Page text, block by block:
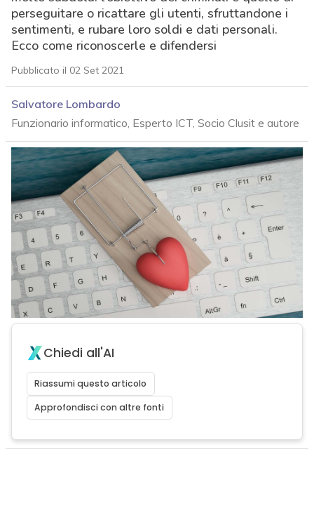
perseguitare o ricattare gli utenti, sfruttandone i
sentimenti, e rubare loro soldi e dati personali.
Ecco come riconoscerle e difendersi
Pubblicato il 02 Set 2021
Salvatore Lombardo
Funzionario informatico, Esperto ICT, Socio Clusit e autore
Chiedi all'AI
Riassumi questo articolo
Approfondisci con altre fonti